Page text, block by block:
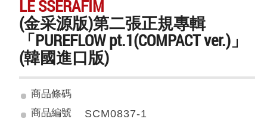
LE SSERAFIM
(金采源版)第二張正規專輯
「PUREFLOW pt.1(COMPACT ver.)」
(韓國進口版)
商品條碼
商品編號
SCM0837-1